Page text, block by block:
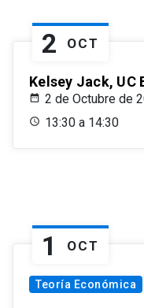
2 OCT
Kelsey Jack, UC
2 de Octubre de
13:30 a 14:30
1 OCT
Teoría Económica